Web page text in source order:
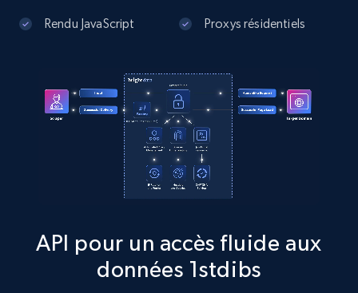
13.2K+ 1.6K+ Essai gratuit
Zillow properties listing information
IsListingClaimedByCurrentSignedInUser,
IsCurrentSignedInAgentResponsible, Bedrooms,
Rendu JavaScript Proxys résidentiels
API pour un accès fluide aux
données 1stdibs